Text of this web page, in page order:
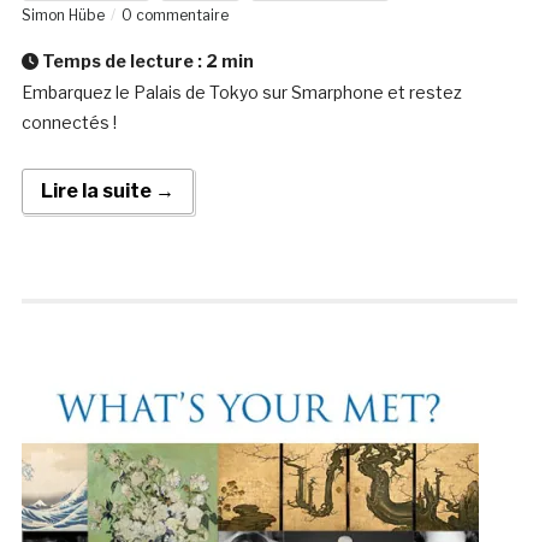
Simon Hübe
0 commentaire
Temps de lecture : 2 min
Embarquez le Palais de Tokyo sur Smarphone et restez
connectés !
Lire la suite →